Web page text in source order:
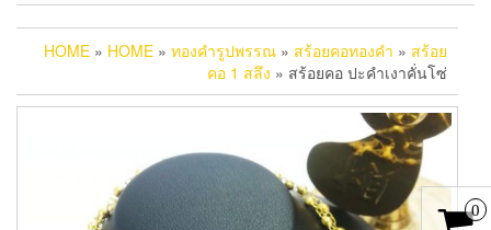
HOME » HOME » ทองคำรูปพรรณ » สร้อยคอทองคำ » สร้อย
คอ 1 สลึง » สร้อยคอ ปะคำเงาคั่นโซ่
0